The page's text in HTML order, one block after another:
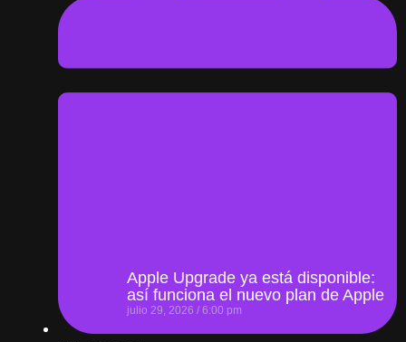
Apple Upgrade ya está disponible:
así funciona el nuevo plan de Apple
julio 29, 2026 6:00 pm